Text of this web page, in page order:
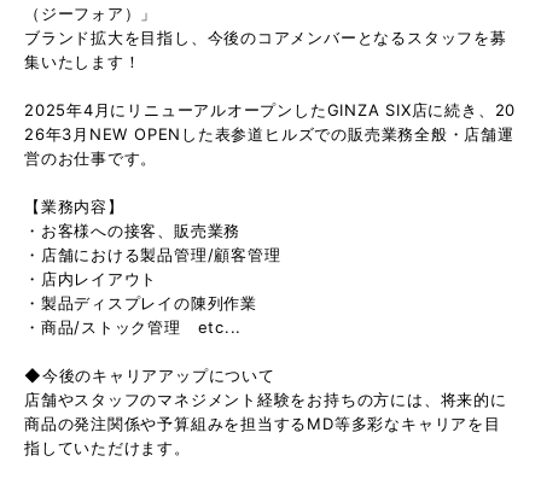
（ジーフォア）」
ブランド拡大を目指し、今後のコアメンバーとなるスタッフを募
集いたします！
2025年4月にリニューアルオープンしたGINZA SIX店に続き、20
26年3月NEW OPENした表参道ヒルズでの販売業務全般・店舗運
営のお仕事です。
【業務内容】
・お客様への接客、販売業務
・店舗における製品管理/顧客管理
・店内レイアウト
・製品ディスプレイの陳列作業
・商品/ストック管理 etc...
◆今後のキャリアアップについて
店舗やスタッフのマネジメント経験をお持ちの方には、将来的に
商品の発注関係や予算組みを担当するMD等多彩なキャリアを目
指していただけます。